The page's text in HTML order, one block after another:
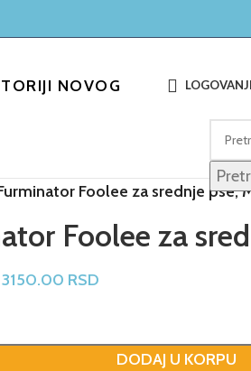
NOVOG
Foolee za srednje pse,
Foolee za
3150.00 RSD
DODAJ U KORPU